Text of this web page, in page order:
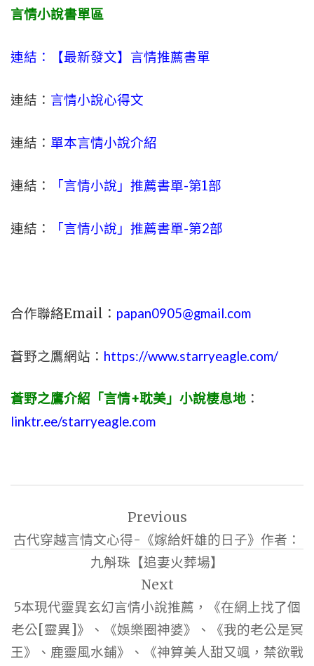
言情小說書單區
連結：【最新發文】 言情推薦書單
連結： 言情小說心得文
連結： 單本言情小說介紹
連結： 「言情小說」推薦書單-第1部
連結： 「言情小說」推薦書單-第2部
合作聯絡Email： papan0905@gmail.com
蒼野之鷹網站： https://www.starryeagle.com/
蒼野之鷹介紹「言情+耽美」小說棲息地 ：
linktr.ee/starryeagle.com
導
Previous
古代穿越言情文心得-《嫁給奸雄的日子》作者：
九斛珠【追妻火葬場】
Next
5本現代靈異玄幻言情小說推薦，《在網上找了個
老公[靈異]》、《娛樂圈神婆》、《我的老公是冥
王》、鹿靈風水鋪》、《神算美人甜又颯，禁欲戰